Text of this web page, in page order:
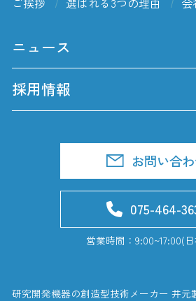
ニュース
採用情報
お問い合
075-464-
営業時間：9:00~17:00(
研究開発機器の創造型技術メーカー